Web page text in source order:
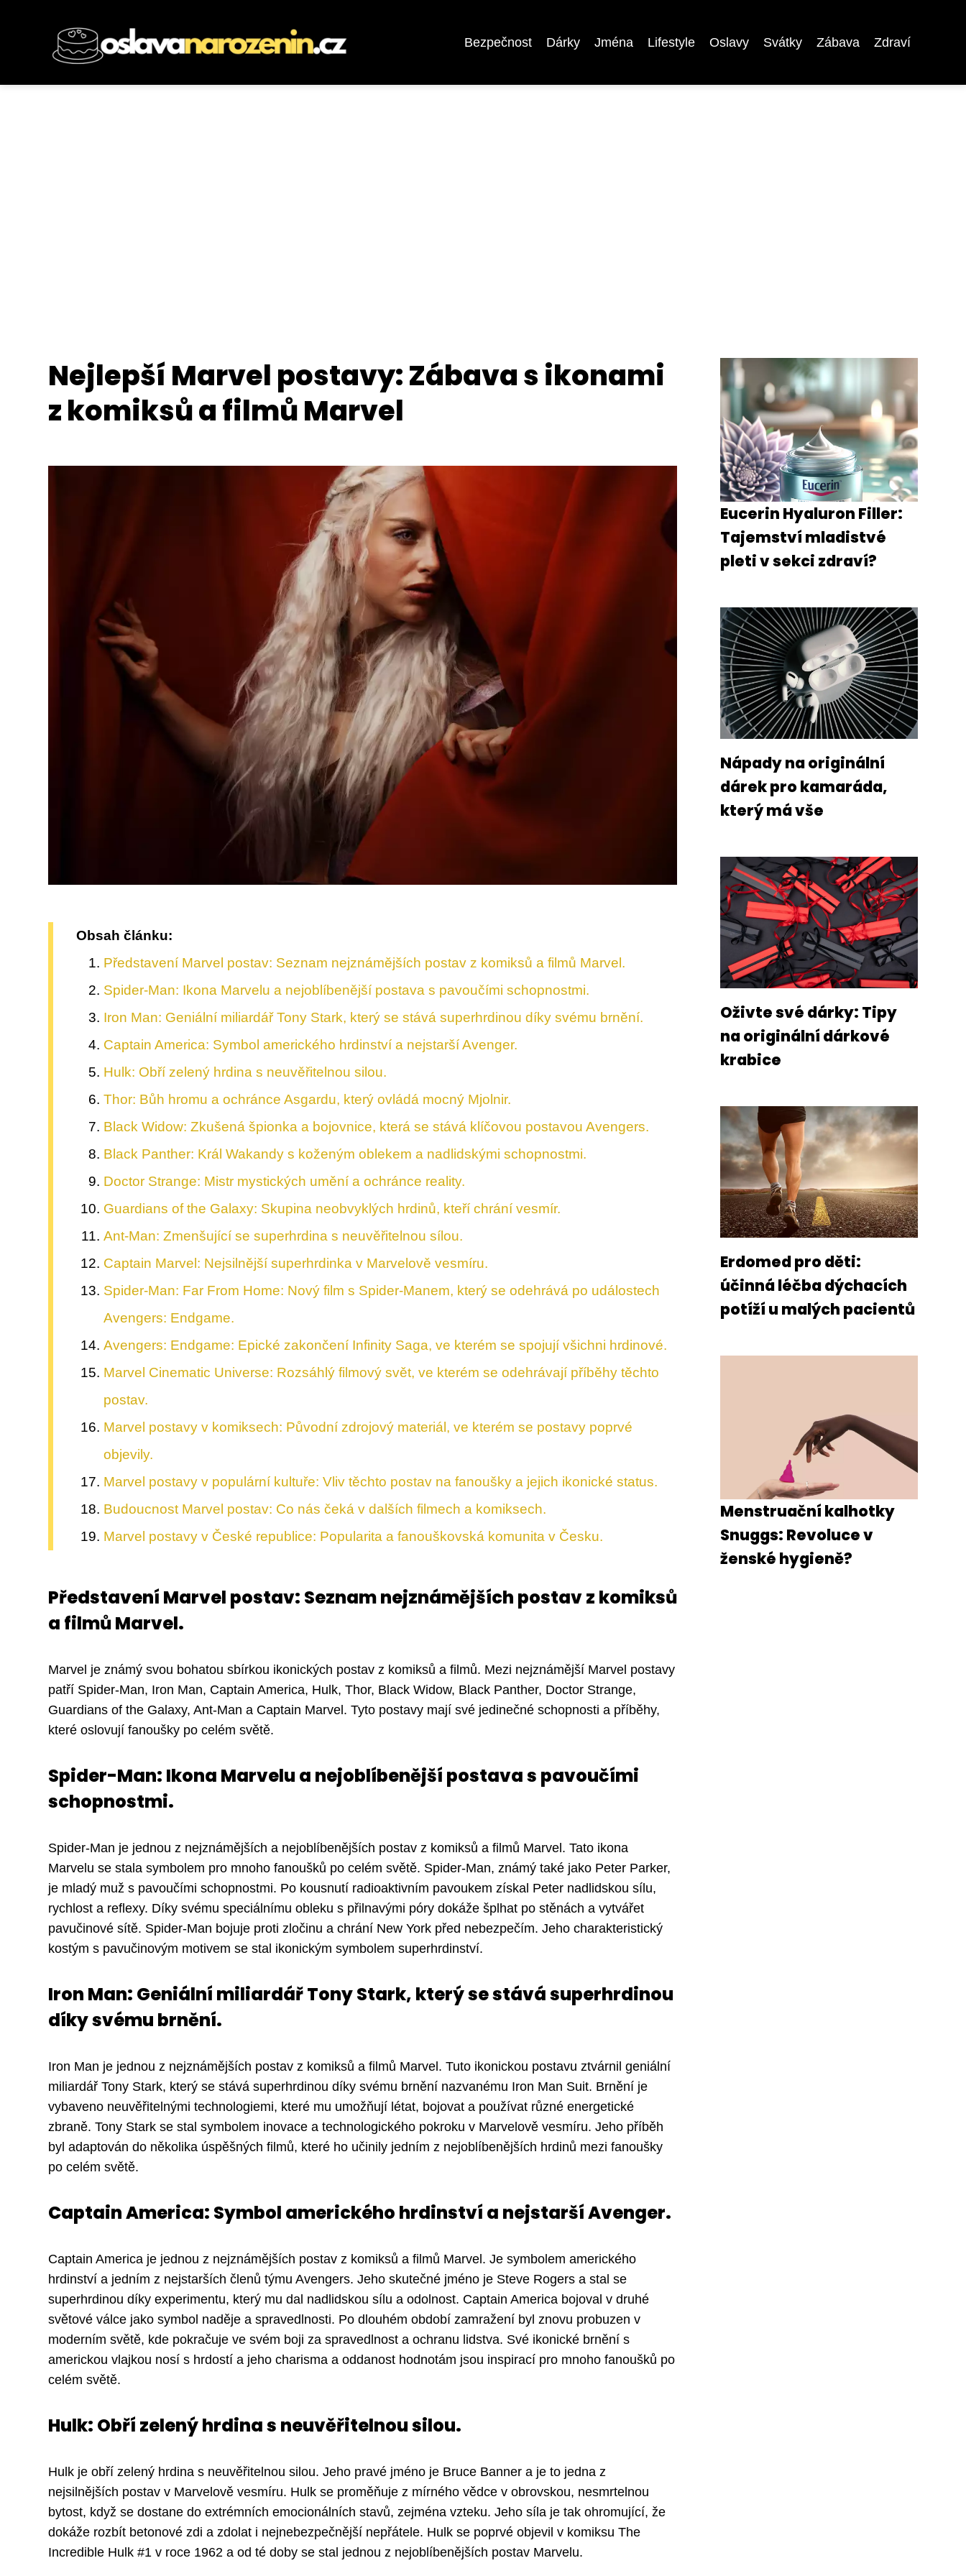
Bezpečnost Dárky Jména Lifestyle Oslavy Svátky Zábava Zdraví
Nejlepší Marvel postavy: Zábava s ikonami
z komiksů a filmů Marvel
Obsah článku:
Představení Marvel postav: Seznam nejznámějších postav z komiksů a filmů Marvel.
Spider-Man: Ikona Marvelu a nejoblíbenější postava s pavoučími schopnostmi.
Iron Man: Geniální miliardář Tony Stark, který se stává superhrdinou díky svému brnění.
Captain America: Symbol amerického hrdinství a nejstarší Avenger.
Hulk: Obří zelený hrdina s neuvěřitelnou silou.
Thor: Bůh hromu a ochránce Asgardu, který ovládá mocný Mjolnir.
Black Widow: Zkušená špionka a bojovnice, která se stává klíčovou postavou Avengers.
Black Panther: Král Wakandy s koženým oblekem a nadlidskými schopnostmi.
Doctor Strange: Mistr mystických umění a ochránce reality.
Guardians of the Galaxy: Skupina neobvyklých hrdinů, kteří chrání vesmír.
Ant-Man: Zmenšující se superhrdina s neuvěřitelnou sílou.
Captain Marvel: Nejsilnější superhrdinka v Marvelově vesmíru.
Spider-Man: Far From Home: Nový film s Spider-Manem, který se odehrává po událostech
Avengers: Endgame.
Avengers: Endgame: Epické zakončení Infinity Saga, ve kterém se spojují všichni hrdinové.
Marvel Cinematic Universe: Rozsáhlý filmový svět, ve kterém se odehrávají příběhy těchto
postav.
Marvel postavy v komiksech: Původní zdrojový materiál, ve kterém se postavy poprvé
objevily.
Marvel postavy v populární kultuře: Vliv těchto postav na fanoušky a jejich ikonické status.
Budoucnost Marvel postav: Co nás čeká v dalších filmech a komiksech.
Marvel postavy v České republice: Popularita a fanouškovská komunita v Česku.
Představení Marvel postav: Seznam nejznámějších postav z komiksů
a filmů Marvel.
Marvel je známý svou bohatou sbírkou ikonických postav z komiksů a filmů. Mezi nejznámější Marvel postavy
patří Spider-Man, Iron Man, Captain America, Hulk, Thor, Black Widow, Black Panther, Doctor Strange,
Guardians of the Galaxy, Ant-Man a Captain Marvel. Tyto postavy mají své jedinečné schopnosti a příběhy,
které oslovují fanoušky po celém světě.
Spider-Man: Ikona Marvelu a nejoblíbenější postava s pavoučími
schopnostmi.
Spider-Man je jednou z nejznámějších a nejoblíbenějších postav z komiksů a filmů Marvel. Tato ikona
Marvelu se stala symbolem pro mnoho fanoušků po celém světě. Spider-Man, známý také jako Peter Parker,
je mladý muž s pavoučími schopnostmi. Po kousnutí radioaktivním pavoukem získal Peter nadlidskou sílu,
rychlost a reflexy. Díky svému speciálnímu obleku s přilnavými póry dokáže šplhat po stěnách a vytvářet
pavučinové sítě. Spider-Man bojuje proti zločinu a chrání New York před nebezpečím. Jeho charakteristický
kostým s pavučinovým motivem se stal ikonickým symbolem superhrdinství.
Iron Man: Geniální miliardář Tony Stark, který se stává superhrdinou
díky svému brnění.
Iron Man je jednou z nejznámějších postav z komiksů a filmů Marvel. Tuto ikonickou postavu ztvárnil geniální
miliardář Tony Stark, který se stává superhrdinou díky svému brnění nazvanému Iron Man Suit. Brnění je
vybaveno neuvěřitelnými technologiemi, které mu umožňují létat, bojovat a používat různé energetické
zbraně. Tony Stark se stal symbolem inovace a technologického pokroku v Marvelově vesmíru. Jeho příběh
byl adaptován do několika úspěšných filmů, které ho učinily jedním z nejoblíbenějších hrdinů mezi fanoušky
po celém světě.
Captain America: Symbol amerického hrdinství a nejstarší Avenger.
Captain America je jednou z nejznámějších postav z komiksů a filmů Marvel. Je symbolem amerického
hrdinství a jedním z nejstarších členů týmu Avengers. Jeho skutečné jméno je Steve Rogers a stal se
superhrdinou díky experimentu, který mu dal nadlidskou sílu a odolnost. Captain America bojoval v druhé
světové válce jako symbol naděje a spravedlnosti. Po dlouhém období zamražení byl znovu probuzen v
moderním světě, kde pokračuje ve svém boji za spravedlnost a ochranu lidstva. Své ikonické brnění s
americkou vlajkou nosí s hrdostí a jeho charisma a oddanost hodnotám jsou inspirací pro mnoho fanoušků po
celém světě.
Hulk: Obří zelený hrdina s neuvěřitelnou silou.
Hulk je obří zelený hrdina s neuvěřitelnou silou. Jeho pravé jméno je Bruce Banner a je to jedna z
nejsilnějších postav v Marvelově vesmíru. Hulk se proměňuje z mírného vědce v obrovskou, nesmrtelnou
bytost, když se dostane do extrémních emocionálních stavů, zejména vzteku. Jeho síla je tak ohromující, že
dokáže rozbít betonové zdi a zdolat i nejnebezpečnější nepřátele. Hulk se poprvé objevil v komiksu The
Incredible Hulk #1 v roce 1962 a od té doby se stal jednou z nejoblíbenějších postav Marvelu.
Eucerin Hyaluron Filler:
Tajemství mladistvé
pleti v sekci zdraví?
Nápady na originální
dárek pro kamaráda,
který má vše
Oživte své dárky: Tipy
na originální dárkové
krabice
Erdomed pro děti:
účinná léčba dýchacích
potíží u malých pacientů
Menstruační kalhotky
Snuggs: Revoluce v
ženské hygieně?